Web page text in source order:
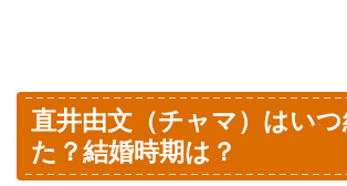
直井由文（チャマ）はいつ
た？結婚時期は？